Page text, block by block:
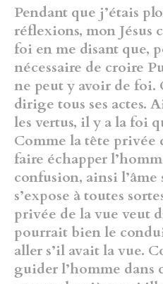
Pendant que j’étais
réflexions, mon Jésus
foi en me disant que,
nécessaire de croire
ne peut y avoir de foi.
dirige tous ses actes.
les vertus, il y a la foi
Comme la tête privée
faire échapper
confusion, ainsi
s’expose à toutes
privée de la vue veut
pourrait bien le
aller s’il avait la vue.
guider l’homme dans